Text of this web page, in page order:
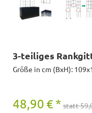
3-teiliges
Größe in cm (BxH):
48,90 € * statt